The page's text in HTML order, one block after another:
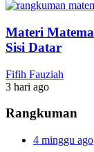
Materi
Sisi Datar
Fifih Fauziah
3 hari ago
Rangkuman
4 minggu ago